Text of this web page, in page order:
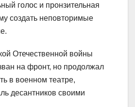
голос и пронзительная
создать неповторимые
Отечественной войны
на фронт, но продолжал
в военном театре,
десантников своими